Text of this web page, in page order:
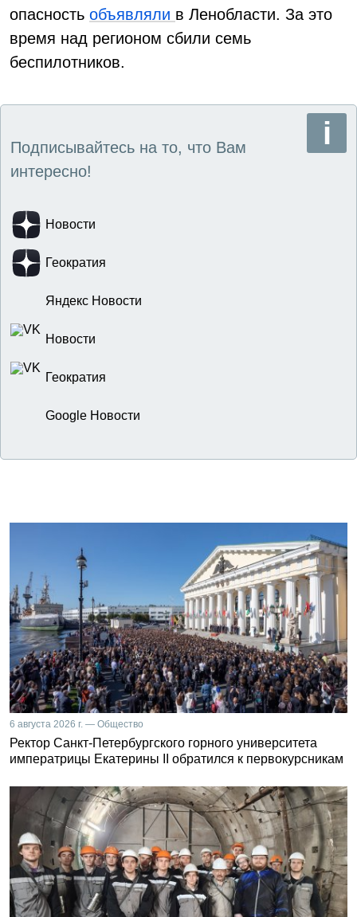
опасность объявляли в Ленобласти. За это
время над регионом сбили семь
беспилотников.
Подписывайтесь на то, что Вам
интересно!
Новости
Геократия
Яндекс Новости
Новости
Геократия
Google Новости
6 августа 2026 г. — Общество
Ректор Санкт-Петербургского горного университета
императрицы Екатерины II обратился к первокурсникам